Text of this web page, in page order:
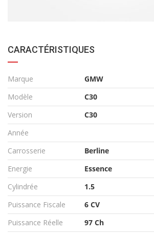
CARACTÉRISTIQUES
Marque
GMW
Modèle
C30
Version
C30
Année
Carrosserie
Berline
Energie
Essence
Cylindrée
1.5
Puissance Fiscale
6 CV
Puissance Réelle
97 Ch